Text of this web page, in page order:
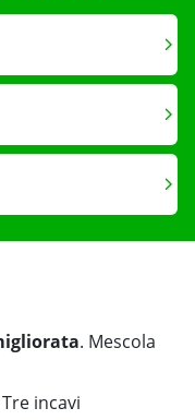
. Mescola
Tre incavi